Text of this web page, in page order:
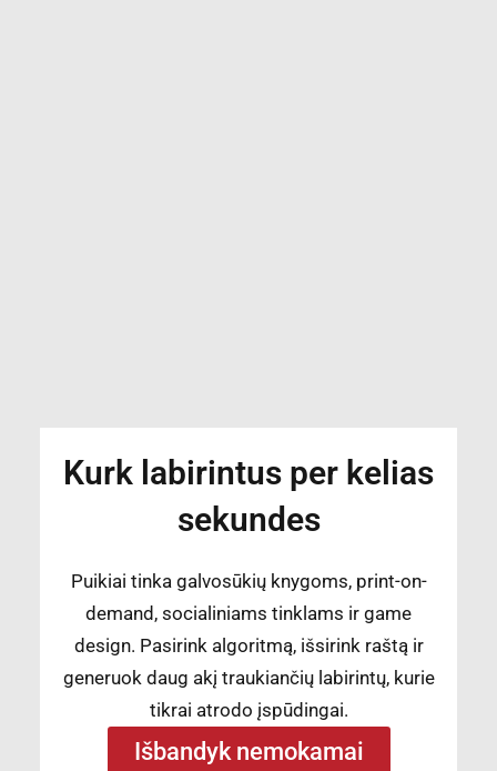
Kurk labirintus per kelias
sekundes
Puikiai tinka galvosūkių knygoms, print-on-
demand, socialiniams tinklams ir game
design. Pasirink algoritmą, išsirink raštą ir
generuok daug akį traukiančių labirintų, kurie
tikrai atrodo įspūdingai.
Išbandyk nemokamai